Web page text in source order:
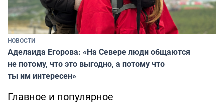
НОВОСТИ
Аделаида Егорова: «На Севере люди общаются
не потому, что это выгодно, а потому что
ты им интересен»
Главное и популярное